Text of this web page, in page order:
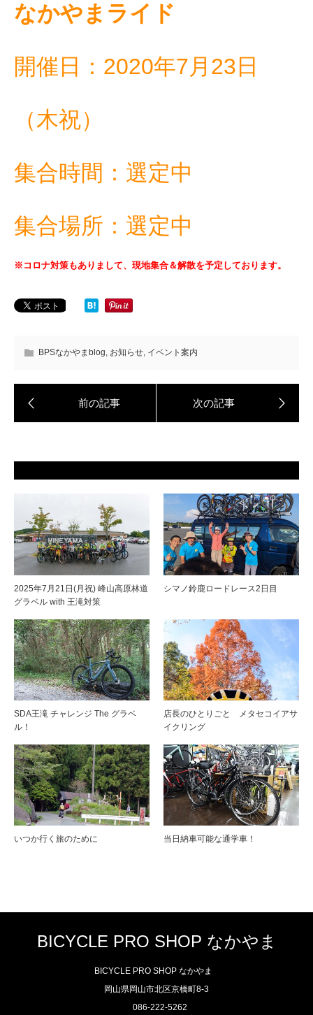
なかやまライド
開催日：2020年7月23日
（木祝）
集合時間：選定中
集合場所：選定中
※コロナ対策もありまして、現地集合＆解散を予定しております。
BPSなかやまblog, お知らせ, イベント案内
2025年7月21日(月祝) 峰山高原林道
グラベル with 王滝対策
シマノ鈴鹿ロードレース2日目
SDA王滝 チャレンジ The グラベ
ル！
店長のひとりごと メタセコイアサ
イクリング
いつか行く旅のために 当日納車可能な通学車！
BICYCLE PRO SHOP なかやま
BICYCLE PRO SHOP なかやま
岡山県岡山市北区京橋町8-3
086-222-5262